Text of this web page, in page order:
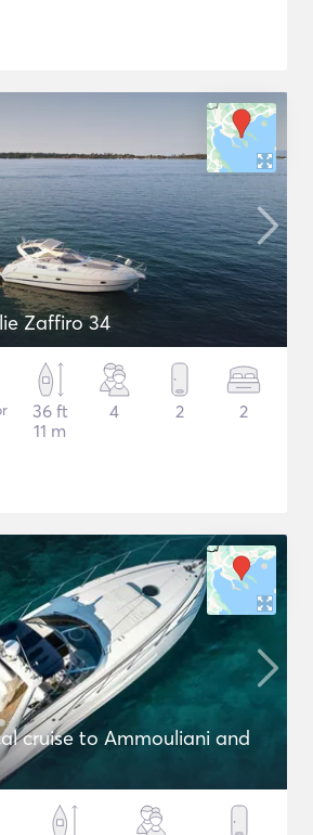
Zaffiro 34
36 ft
11 m
4 2 2
cruise to Ammouliani and